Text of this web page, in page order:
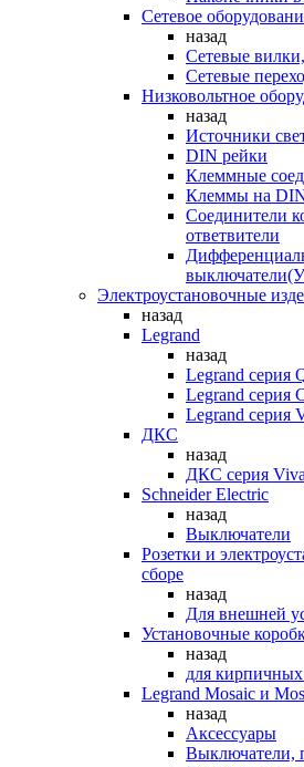
Сетевое
назад
Сетевые
Сетевые
Низковольтное
назад
Источники
DIN рейки
Клеммные
Клеммы на
Соединители
ответвители
Электроустановочные
назад
Legrand
назад
Legrand серия
Legrand серия
Legrand серия
ДКС
назад
ДКС серия Viva
Schneider Electric
назад
Выключатели
Розетки и
сборе
назад
Для внешней
Установочные
назад
для кирпичных
Legrand Mosaic и
назад
Аксессуары
Выключатели,